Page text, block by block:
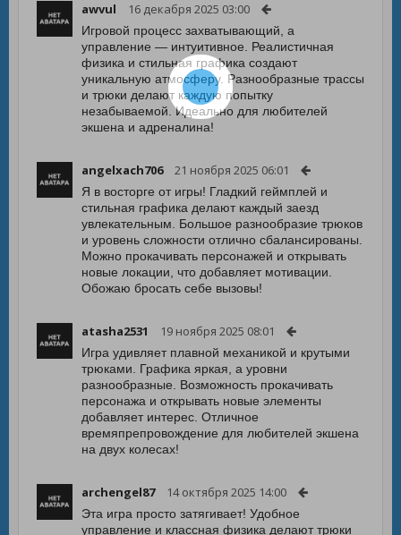
awvul 16 декабря 2025 03:00
Игровой процесс захватывающий, а
управление — интуитивное. Реалистичная
физика и стильная графика создают
уникальную атмосферу. Разнообразные трассы
и трюки делают каждую попытку
незабываемой. Идеально для любителей
экшена и адреналина!
angelxach706 21 ноября 2025 06:01
Я в восторге от игры! Гладкий геймплей и
стильная графика делают каждый заезд
увлекательным. Большое разнообразие трюков
и уровень сложности отлично сбалансированы.
Можно прокачивать персонажей и открывать
новые локации, что добавляет мотивации.
Обожаю бросать себе вызовы!
atasha2531 19 ноября 2025 08:01
Игра удивляет плавной механикой и крутыми
трюками. Графика яркая, а уровни
разнообразные. Возможность прокачивать
персонажа и открывать новые элементы
добавляет интерес. Отличное
времяпрепровождение для любителей экшена
на двух колесах!
archengel87 14 октября 2025 14:00
Эта игра просто затягивает! Удобное
управление и классная физика делают трюки